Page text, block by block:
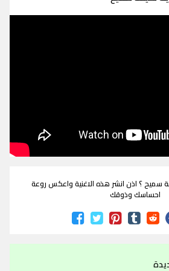
؟ اذن انشر هذه الاغنية واعكس روعة
احساسك وذوقك